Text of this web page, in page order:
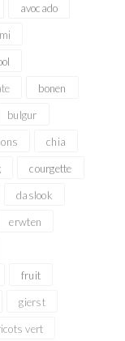
avocado
bonen
bulgur
chia
courgette
daslook
erwten
fruit
gierst
vert